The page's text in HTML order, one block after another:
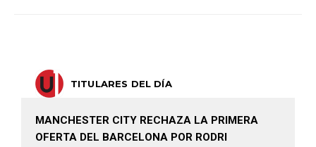
TITULARES DEL DÍA
MANCHESTER CITY RECHAZA LA PRIMERA
OFERTA DEL BARCELONA POR RODRI